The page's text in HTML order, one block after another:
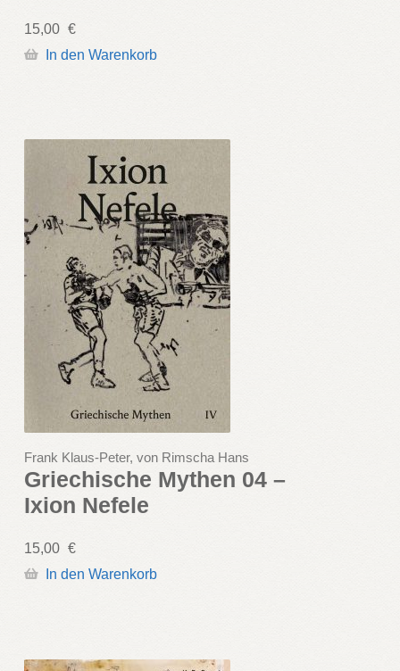
15,00 €
In den Warenkorb
Frank Klaus-Peter, von Rimscha Hans
Griechische Mythen 04 –
Ixion Nefele
15,00 €
In den Warenkorb